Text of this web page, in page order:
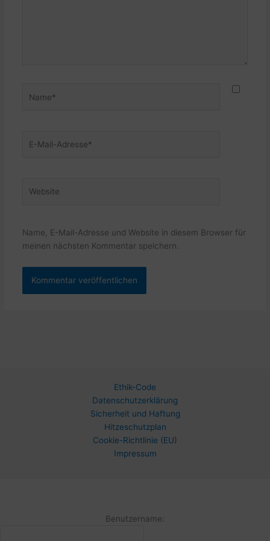
Mail-
Name, E-Mail-Adresse und Website in diesem Browser für
meinen nächsten Kommentar speichern.
Ethik-Code
Datenschutzerklärung
Sicherheit und Haftung
Hitzeschutzplan
Cookie-Richtlinie (EU)
Impressum
Benutzername: